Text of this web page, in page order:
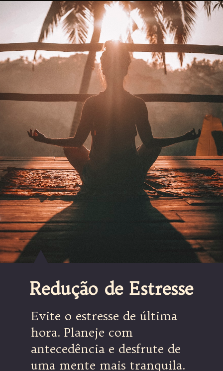
Redução de Estresse
Evite o estresse de última
hora. Planeje com
antecedência e desfrute de
uma mente mais tranquila.